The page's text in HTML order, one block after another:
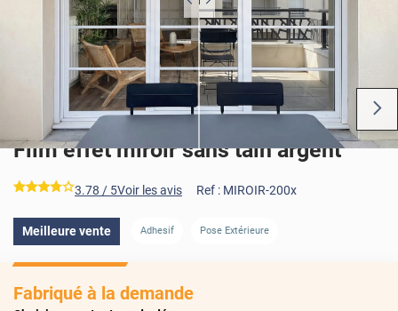
Film effet miroir sans tain argent
*****3.78 / 5Voir les avis Ref : MIROIR-200x
Meilleure vente Adhesif Pose Extérieure
Fabriqué à la demande